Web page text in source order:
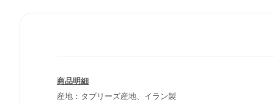
商品明細
産地：タブリーズ産地、イラン製